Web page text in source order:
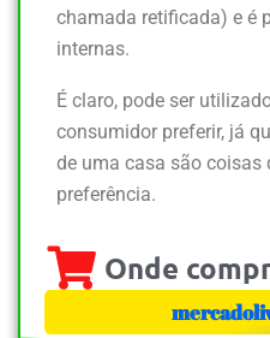
chamada retificada) e é
internas.
É claro, pode ser
consumidor preferir, já
de uma casa são
preferência.
Onde